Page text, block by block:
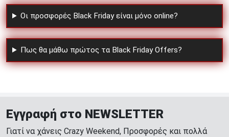
Οι προσφορές Black Friday είναι μόνο online?
Πως θα μάθω πρώτος τα Black Friday Offers?
Εγγραφή στο NEWSLETTER
Γιατί να χάνεις Crazy Weekend, Προσφορές και πολλά